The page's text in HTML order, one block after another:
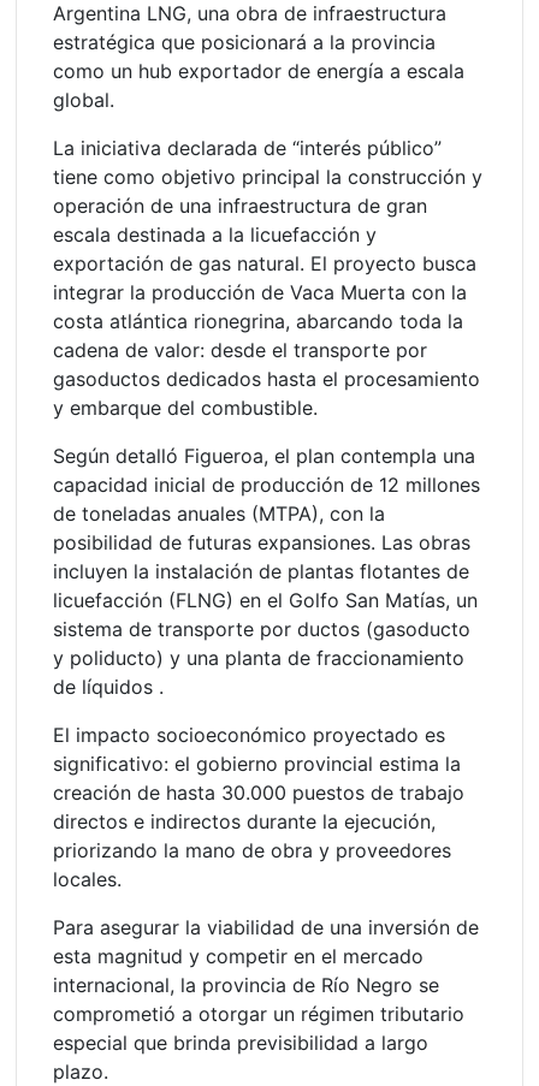
Argentina LNG, una obra de infraestructura
estratégica que posicionará a la provincia
como un hub exportador de energía a escala
global.
La iniciativa declarada de “interés público”
tiene como objetivo principal la construcción y
operación de una infraestructura de gran
escala destinada a la licuefacción y
exportación de gas natural. El proyecto busca
integrar la producción de Vaca Muerta con la
costa atlántica rionegrina, abarcando toda la
cadena de valor: desde el transporte por
gasoductos dedicados hasta el procesamiento
y embarque del combustible.
Según detalló Figueroa, el plan contempla una
capacidad inicial de producción de 12 millones
de toneladas anuales (MTPA), con la
posibilidad de futuras expansiones. Las obras
incluyen la instalación de plantas flotantes de
licuefacción (FLNG) en el Golfo San Matías, un
sistema de transporte por ductos (gasoducto
y poliducto) y una planta de fraccionamiento
de líquidos .
El impacto socioeconómico proyectado es
significativo: el gobierno provincial estima la
creación de hasta 30.000 puestos de trabajo
directos e indirectos durante la ejecución,
priorizando la mano de obra y proveedores
locales.
Para asegurar la viabilidad de una inversión de
esta magnitud y competir en el mercado
internacional, la provincia de Río Negro se
comprometió a otorgar un régimen tributario
especial que brinda previsibilidad a largo
plazo.